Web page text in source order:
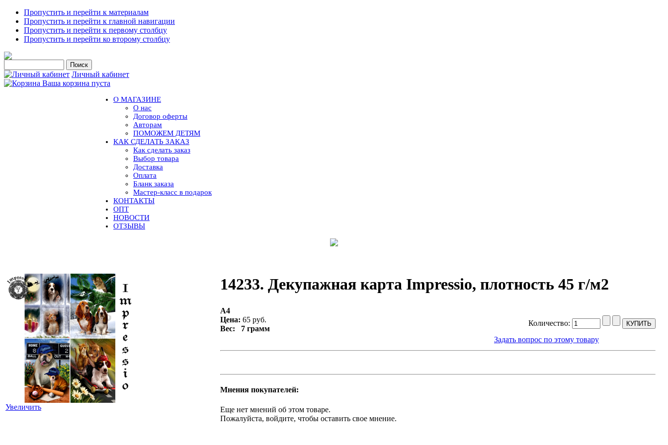
Пропустить и перейти к материалам
Пропустить и перейти к главной навигации
Пропустить и перейти к первому столбцу
Пропустить и перейти ко второму столбцу
Личный кабинет
Ваша корзина пуста
О МАГАЗИНЕ
О нас
Договор оферты
Авторам
ПОМОЖЕМ ДЕТЯМ
КАК СДЕЛАТЬ ЗАКАЗ
Как сделать заказ
Выбор товара
Доставка
Оплата
Бланк заказа
Мастер-класс в подарок
КОНТАКТЫ
ОПТ
НОВОСТИ
ОТЗЫВЫ
Увеличить
14233. Декупажная карта Impressio, плотность 45 г/м2
А4
Цена: 65 руб.
Вес: 7 грамм
Количество:
Задать вопрос по этому товару
Мнения покупателей:
Еще нет мнений об этом товаре.
Пожалуйста, войдите, чтобы оставить свое мнение.